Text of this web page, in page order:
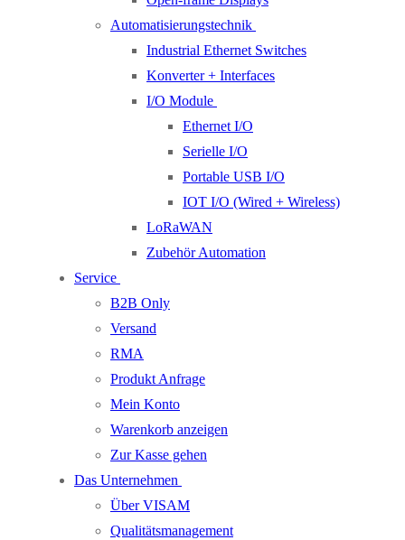
Automatisierungstechnik
Industrial Ethernet Switches
Konverter + Interfaces
I/O Module
Ethernet I/O
Serielle I/O
Portable USB I/O
IOT I/O (Wired + Wireless)
LoRaWAN
Zubehör Automation
Service
B2B Only
Versand
RMA
Produkt Anfrage
Mein Konto
Warenkorb anzeigen
Zur Kasse gehen
Das Unternehmen
Über VISAM
Qualitätsmanagement